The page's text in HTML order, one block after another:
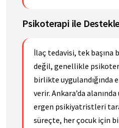
Psikoterapi ile
İlaç tedavisi, tek başına
değil, genellikle
birlikte uygulandığında
verir. Ankara’da
ergen psikiyatristleri
süreçte, her çocuk için